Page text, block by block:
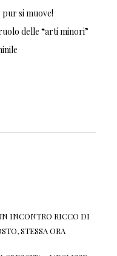
pur si muove!
delle “arti minori”
INCONTRO RICCO DI
STESSA ORA